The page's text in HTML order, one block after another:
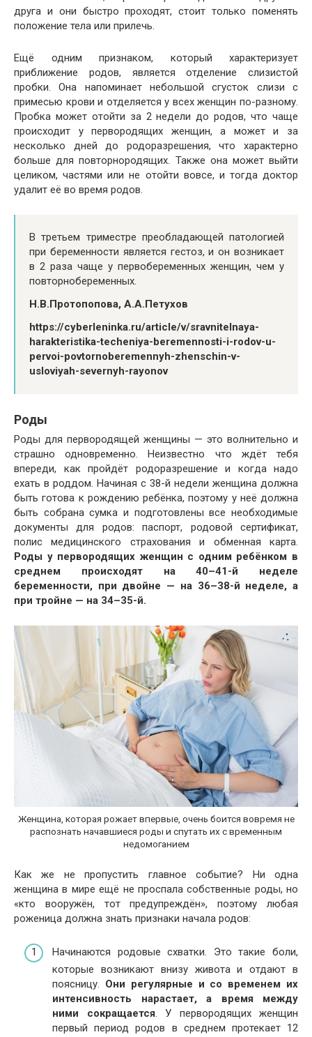
друга и они быстро проходят, стоит только поменять
положение тела или прилечь.
Ещё одним признаком, который характеризует
приближение родов, является отделение слизистой
пробки. Она напоминает небольшой сгусток слизи с
примесью крови и отделяется у всех женщин по-разному.
Пробка может отойти за 2 недели до родов, что чаще
происходит у первородящих женщин, а может и за
несколько дней до родоразрешения, что характерно
больше для повторнородящих. Также она может выйти
целиком, частями или не отойти вовсе, и тогда доктор
удалит её во время родов.
В третьем триместре преобладающей патологией
при беременности является гестоз, и он возникает
в 2 раза чаще у первобеременных женщин, чем у
повторнобеременных.
Н.В.Протопопова, А.А.Петухов
https://cyberleninka.ru/article/v/sravnitelnaya-
harakteristika-techeniya-beremennosti-i-rodov-u-
pervoi-povtornoberemennyh-zhenschin-v-
usloviyah-severnyh-rayonov
Роды
Роды для первородящей женщины — это волнительно и
страшно одновременно. Неизвестно что ждёт тебя
впереди, как пройдёт родоразрешение и когда надо
ехать в роддом. Начиная с 38-й недели женщина должна
быть готова к рождению ребёнка, поэтому у неё должна
быть собрана сумка и подготовлены все необходимые
документы для родов: паспорт, родовой сертификат,
полис медицинского страхования и обменная карта.
Роды у первородящих женщин с одним ребёнком в
среднем происходят на 40–41-й неделе
беременности, при двойне — на 36–38-й неделе, а
при тройне — на 34–35-й.
Женщина, которая рожает впервые, очень боится вовремя не
распознать начавшиеся роды и спутать их с временным
недомоганием
Как же не пропустить главное событие? Ни одна
женщина в мире ещё не проспала собственные роды, но
«кто вооружён, тот предупреждён», поэтому любая
роженица должна знать признаки начала родов:
Начинаются родовые схватки. Это такие боли,
которые возникают внизу живота и отдают в
поясницу. Они регулярные и со временем их
интенсивность нарастает, а время между
ними сокращается. У первородящих женщин
первый период родов в среднем протекает 12